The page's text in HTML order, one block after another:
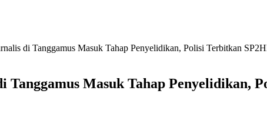
di Tanggamus Masuk Tahap Penyelidikan, Polisi Terbitkan
Tanggamus Masuk Tahap Penyelidikan,